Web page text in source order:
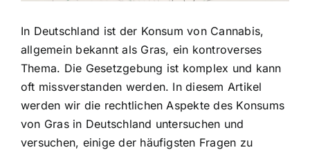
In Deutschland ist der Konsum von Cannabis,
allgemein bekannt als Gras, ein kontroverses
Thema. Die Gesetzgebung ist komplex und kann
oft missverstanden werden. In diesem Artikel
werden wir die rechtlichen Aspekte des Konsums
von Gras in Deutschland untersuchen und
versuchen, einige der häufigsten Fragen zu